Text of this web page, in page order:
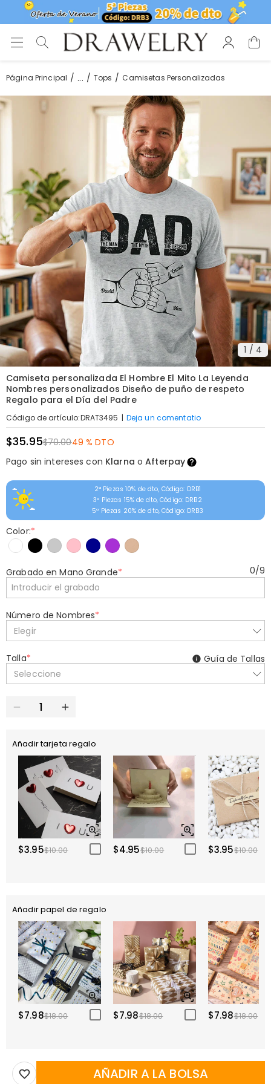
Página Principal ... Tops Camisetas Personalizadas
1 / 4
Camiseta personalizada El Hombre El Mito La Leyenda
Nombres personalizados Diseño de puño de respeto
Regalo para el Día del Padre
Código de artículo:DRAT3495 | Deja un comentatio
$35.95$70.0049 % DTO
Pago sin intereses con Klarna oAfterpay
2ª Piezas 10% de dto, Código: DRB1
3ª Piezas 15% de dto, Código: DRB2
5ª Piezas 20% de dto, Código: DRB3
Color:*
Grabado en Mano Grande* 0/9
Número de Nombres*
Elegir
Talla*
Seleccione
Guía de Tallas
Añadir tarjeta regalo
$3.95$10.00 $4.95$10.00 $3.95$10.00
Añadir papel de regalo
$7.98$18.00 $7.98$18.00 $7.98$18.00
AÑADIR A LA BOLSA